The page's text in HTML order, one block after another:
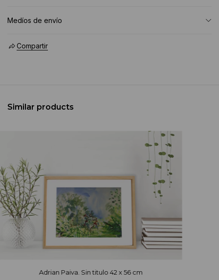
Medíos de envío
Compartir
Similar products
Adrian Paiva. Sin titulo 42 x 56 cm